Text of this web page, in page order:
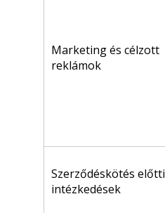
Marketing és célzott
reklámok
Szerződéskötés előtti
intézkedések